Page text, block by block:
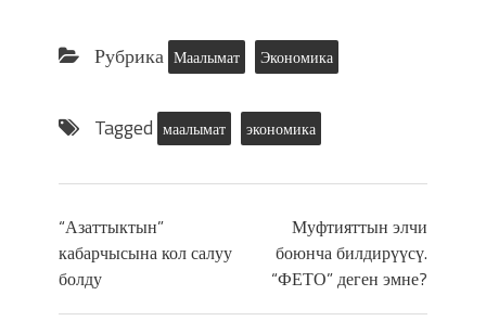
Рубрика Маалымат Экономика
Tagged маалымат экономика
“Азаттыктын”
кабарчысына кол салуу
болду
Муфтияттын элчи
боюнча билдирүүсү.
“ФЕТО” деген эмне?